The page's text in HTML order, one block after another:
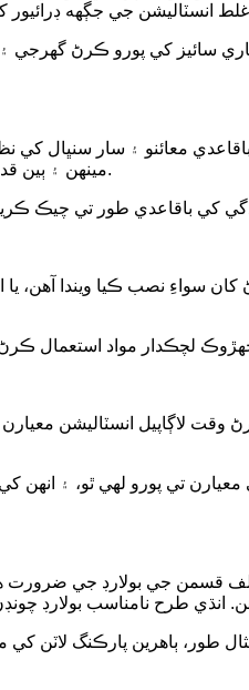
سائيز کي پورو ڪرڻ گهرجي ۽
معائنو ۽ سار سنڀال
مينهن ۽ ٻين قدرتي ماحول ۾ ڊگهي وقت تائين بي نقاب ٿيندڙ بولارڊ عمر، سنکنرن ۽ ٻين مسئلن جو سبب بڻجي سگهن ٿا.
سواءِ نصب ڪيا ويندا آهن، يا
وقت لاڳاپيل انسٽاليشن
معيارن تي پورو لهي ٿو، ۽
جي بولارڊ جي ضرورت
طور، ٻاهرين پارڪنگ لاٽن